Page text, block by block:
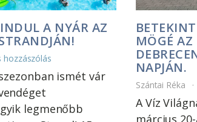
A NYÁR AZ
hozzászólás
ismét vár
legmenőbb
MÖGÉ AZ
NAPJÁN.
Szántai Réka
A Víz
március